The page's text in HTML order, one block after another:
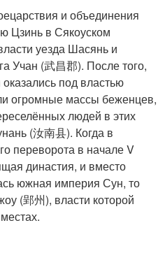
и объединения
Цзинь в Сякоуском
уезда Шасянь и
Учан (武昌郡). После того,
под властью
огромные массы беженцев,
людей в этих
(汝南县). Когда в
переворота в начале V
династия, и вместо
южная империя Сун, то
(郢州), власти которой